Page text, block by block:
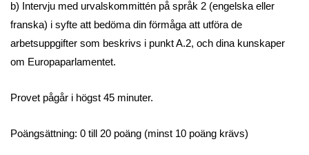
b) Intervju med urvalskommittén på språk 2 (engelska eller
franska) i syfte att bedöma din förmåga att utföra de
arbetsuppgifter som beskrivs i punkt A.2, och dina kunskaper
om Europaparlamentet.
Provet pågår i högst 45 minuter.
Poängsättning: 0 till 20 poäng (minst 10 poäng krävs)